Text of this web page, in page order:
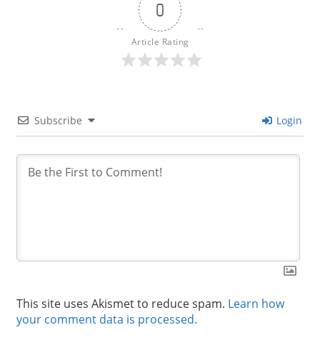
0
Article Rating
Subscribe Login
This site uses Akismet to reduce spam. Learn how
your comment data is processed.